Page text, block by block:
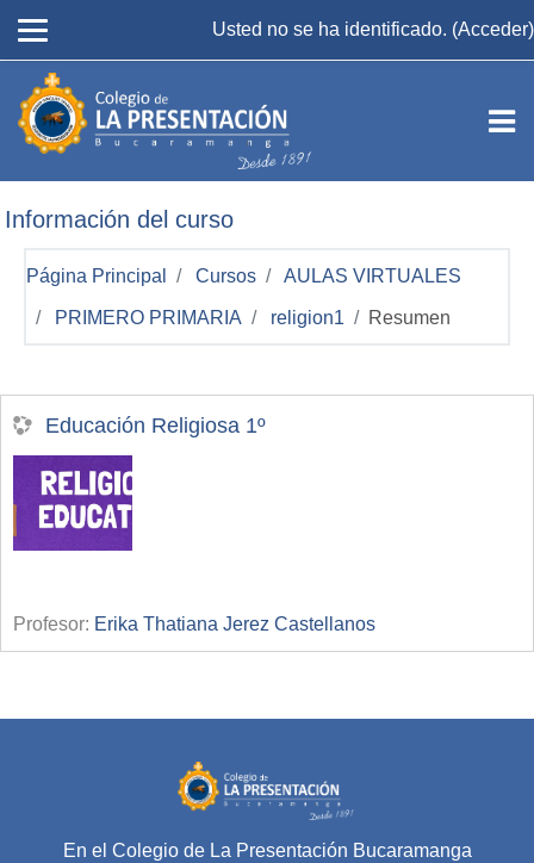
Usted no se ha identificado. (Acceder)
Información del curso
Página Principal Cursos AULAS VIRTUALES
PRIMERO PRIMARIA religion1 Resumen
Educación Religiosa 1º
Profesor: Erika Thatiana Jerez Castellanos
En el Colegio de La Presentación Bucaramanga